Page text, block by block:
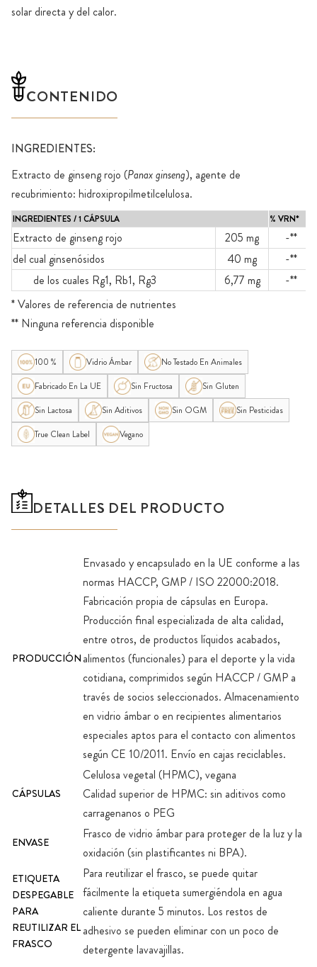
solar directa y del calor.
CONTENIDO
INGREDIENTES:
Extracto de ginseng rojo (Panax ginseng), agente de
recubrimiento: hidroxipropilmetilcelulosa.
INGREDIENTES / 1 CÁPSULA % VRN*
Extracto de ginseng rojo 205 mg
-**
del cual ginsenósidos
40 mg
-**
de los cuales Rg1, Rb1, Rg3
6,77 mg
-**
* Valores de referencia de nutrientes
** Ninguna referencia disponible
100 % Vidrio Ámbar
No Testado En Animales
Fabricado En La UE
Sin Fructosa
Sin Gluten
Sin Lactosa
Sin Aditivos Sin OGM
Sin Pesticidas
True Clean Label
Vegano
DETALLES DEL PRODUCTO
PRODUCCIÓN
Envasado y encapsulado en la UE conforme a las
normas HACCP, GMP / ISO 22000:2018.
Fabricación propia de cápsulas en Europa.
Producción final especializada de alta calidad,
entre otros, de productos líquidos acabados,
alimentos (funcionales) para el deporte y la vida
cotidiana, comprimidos según HACCP / GMP a
través de socios seleccionados. Almacenamiento
en vidrio ámbar o en recipientes alimentarios
especiales aptos para el contacto con alimentos
según CE 10/2011. Envío en cajas reciclables.
CÁPSULAS
Celulosa vegetal (HPMC), vegana
Calidad superior de HPMC: sin aditivos como
carragenanos o PEG
ENVASE
Frasco de vidrio ámbar para proteger de la luz y la
oxidación (sin plastificantes ni BPA).
ETIQUETA
DESPEGABLE
PARA
REUTILIZAR EL
FRASCO
Para reutilizar el frasco, se puede quitar
fácilmente la etiqueta sumergiéndola en agua
caliente durante 5 minutos. Los restos de
adhesivo se pueden eliminar con un poco de
detergente lavavajillas.